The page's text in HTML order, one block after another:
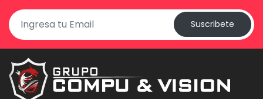
Suscribete